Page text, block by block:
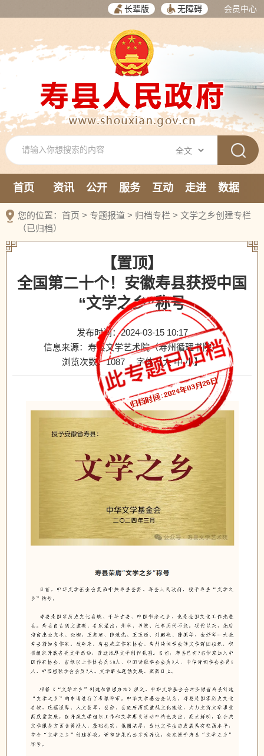
长辈版 无障碍 会员中心
首页 资讯 公开 服务 互动 走进
数据
新媒体
您的位置： 首页 > 专题报道 > 归档专栏 > 文学之乡创建专栏
（已归档）
【置顶】
全国第二十个！安徽寿县获授中国
“文学之乡”称号
发布时间：2024-03-15 10:17
信息来源：寿县文学艺术院（寿州循理书院）
浏览次数：1087 字体【大 中 小】